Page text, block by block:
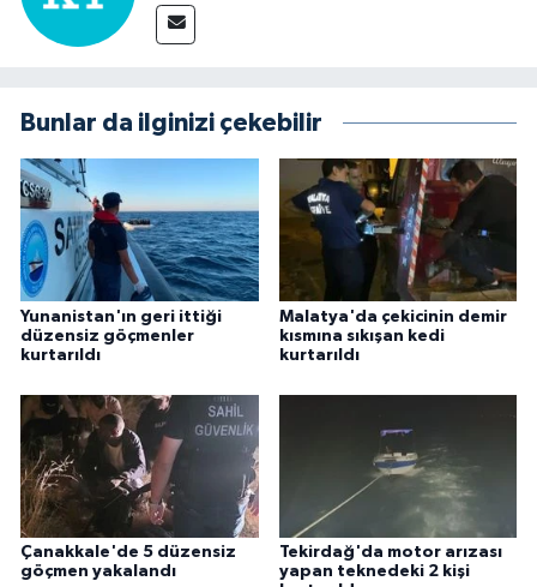
Bunlar da ilginizi çekebilir
Yunanistan'ın geri ittiği
düzensiz göçmenler
kurtarıldı
Malatya'da çekicinin demir
kısmına sıkışan kedi
kurtarıldı
Çanakkale'de 5 düzensiz
göçmen yakalandı
Tekirdağ'da motor arızası
yapan teknedeki 2 kişi